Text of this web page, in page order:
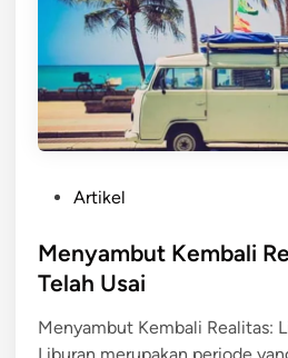
s
t
d
Artikel
Menyambut Kembali
Telah Usai
Menyambut Kembali Realitas: